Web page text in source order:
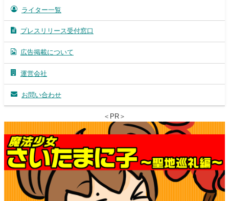
ライター一覧
プレスリリース受付窓口
広告掲載について
運営会社
お問い合わせ
＜PR＞